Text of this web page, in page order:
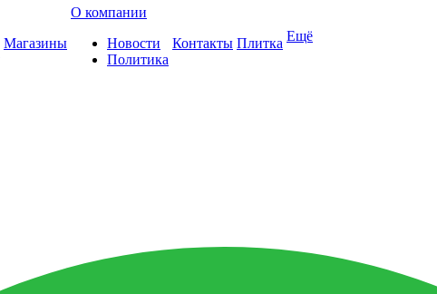
Магазины
О компании
Новости
Политика
Контакты Плитка Ещё